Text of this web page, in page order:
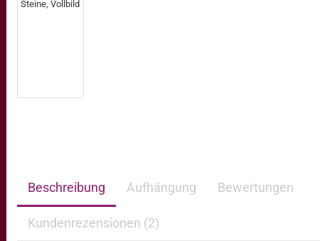
Beschreibung Aufhängung Bewertungen
Kundenrezensionen (2)